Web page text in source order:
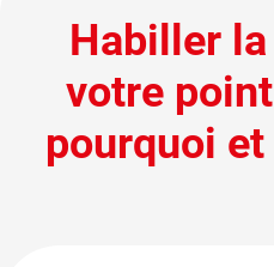
Habiller
votre
pourquoi